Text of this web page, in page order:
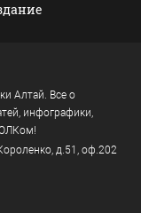
Алтай. Все о
инфографики,
д.51, оф.202